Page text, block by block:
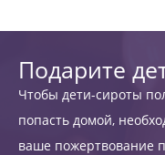
Подарите
Чтобы дети-сироты
попасть домой,
ваше пожертвование